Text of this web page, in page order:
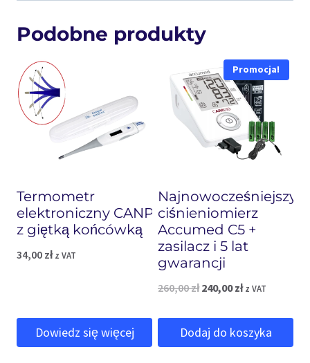
Podobne produkty
Termometr
elektroniczny CANPOL
z giętką końcówką
34,00 zł z VAT
Dowiedz się więcej
Promocja!
Najnowocześniejszy
ciśnieniomierz
Accumed C5 +
zasilacz i 5 lat
gwarancji
260,00zł Pierwotna
wynosiła:
240,00złAktualna
wynosi:
z VAT
Dodaj do koszyka